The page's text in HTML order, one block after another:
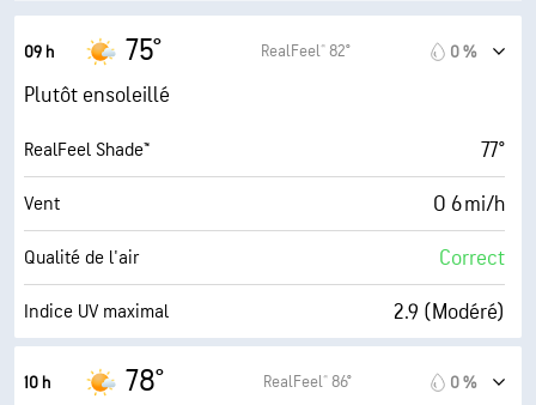
Plafond nuageux 30000 pi
09 h 75° RealFeel® 82° 0 %
Plutôt ensoleillé
RealFeel Shade™ 77°
Vent O 6 mi/h
Qualité de l'air Correct
Indice UV maximal 2.9 (Modéré)
10 h 78° RealFeel® 86° 0 %